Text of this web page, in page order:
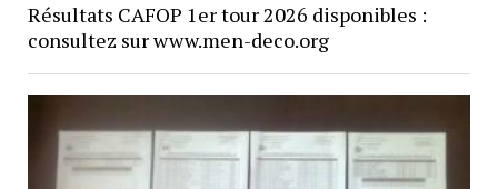
Résultats CAFOP 1er tour 2026 disponibles :
consultez sur www.men-deco.org